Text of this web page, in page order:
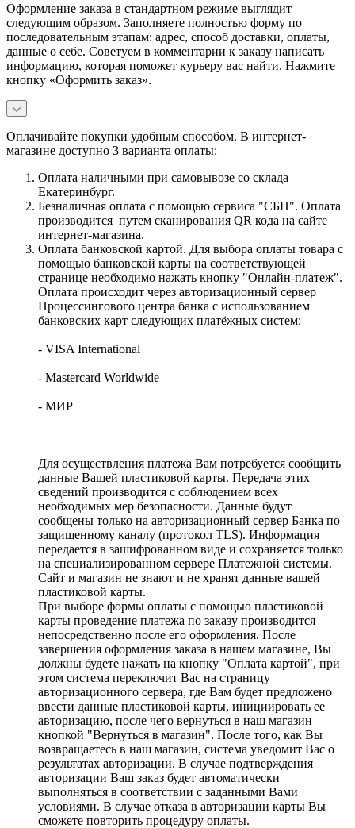
Оформление заказа в стандартном режиме выглядит
следующим образом. Заполняете полностью форму по
последовательным этапам: адрес, способ доставки, оплаты,
данные о себе. Советуем в комментарии к заказу написать
информацию, которая поможет курьеру вас найти. Нажмите
кнопку «Оформить заказ».
Оплачивайте покупки удобным способом. В интернет-
магазине доступно 3 варианта оплаты:
Оплата наличными при самовывозе со склада
Екатеринбург.
Безналичная оплата с помощью сервиса "СБП". Оплата
производится путем сканирования QR кода на сайте
интернет-магазина.
Оплата банковской картой. Для выбора оплаты товара с
помощью банковской карты на соответствующей
странице необходимо нажать кнопку "Онлайн-платеж".
Оплата происходит через авторизационный сервер
Процессингового центра банка с использованием
банковских карт следующих платёжных систем:
- VISA International
- Mastercard Worldwide
- МИР
Для осуществления платежа Вам потребуется сообщить
данные Вашей пластиковой карты. Передача этих
сведений производится с соблюдением всех
необходимых мер безопасности. Данные будут
сообщены только на авторизационный сервер Банка по
защищенному каналу (протокол TLS). Информация
передается в зашифрованном виде и сохраняется только
на специализированном сервере Платежной системы.
Сайт и магазин не знают и не хранят данные вашей
пластиковой карты.
При выборе формы оплаты с помощью пластиковой
карты проведение платежа по заказу производится
непосредственно после его оформления. После
завершения оформления заказа в нашем магазине, Вы
должны будете нажать на кнопку "Оплата картой", при
этом система переключит Вас на страницу
авторизационного сервера, где Вам будет предложено
ввести данные пластиковой карты, инициировать ее
авторизацию, после чего вернуться в наш магазин
кнопкой "Вернуться в магазин". После того, как Вы
возвращаетесь в наш магазин, система уведомит Вас о
результатах авторизации. В случае подтверждения
авторизации Ваш заказ будет автоматически
выполняться в соответствии с заданными Вами
условиями. В случае отказа в авторизации карты Вы
сможете повторить процедуру оплаты.